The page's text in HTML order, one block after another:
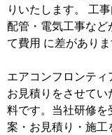
りいたします。 工
配管・電気工事など
て費用 に差がありま
エアコンフロンテ
お見積りをさせて
料です。当社研修
案・お見積り・施工